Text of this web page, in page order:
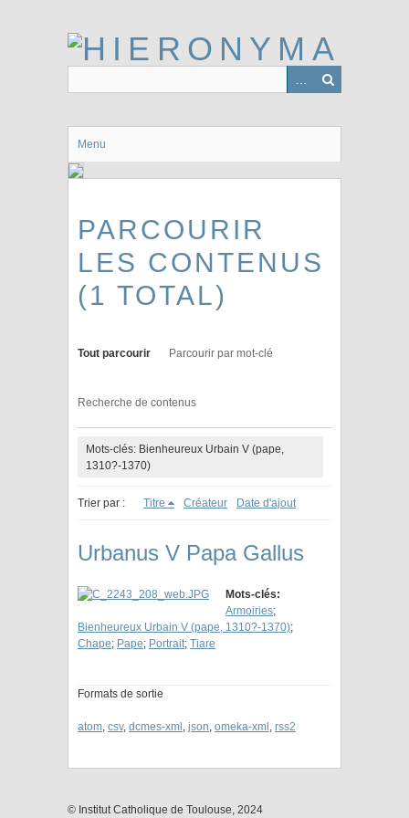
Menu
PARCOURIR
LES CONTENUS
(1 TOTAL)
Tout parcourir Parcourir par mot-clé
Recherche de contenus
Mots-clés: Bienheureux Urbain V (pape,
1310?-1370)
Trier par : Titre Créateur Date d'ajout
Urbanus V Papa Gallus
Mots-clés:
Armoiries;
Bienheureux Urbain V (pape, 1310?-1370);
Chape; Pape; Portrait; Tiare
Formats de sortie
atom, csv, dcmes-xml , json, omeka-xml , rss2
© Institut Catholique de Toulouse, 2024